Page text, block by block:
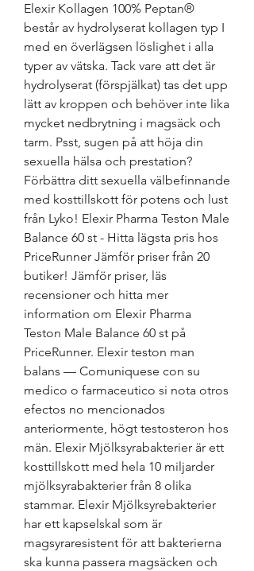
Elexir Kollagen 100% Peptan®
består av hydrolyserat kollagen typ I
med en överlägsen löslighet i alla
typer av vätska. Tack vare att det är
hydrolyserat (förspjälkat) tas det upp
lätt av kroppen och behöver inte lika
mycket nedbrytning i magsäck och
tarm. Psst, sugen på att höja din
sexuella hälsa och prestation?
Förbättra ditt sexuella välbefinnande
med kosttillskott för potens och lust
från Lyko! Elexir Pharma Teston Male
Balance 60 st - Hitta lägsta pris hos
PriceRunner Jämför priser från 20
butiker! Jämför priser, läs
recensioner och hitta mer
information om Elexir Pharma
Teston Male Balance 60 st på
PriceRunner. Elexir teston man
balans — Comuniquese con su
medico o farmaceutico si nota otros
efectos no mencionados
anteriormente, högt testosteron hos
män. Elexir Mjölksyrabakterier är ett
kosttillskott med hela 10 miljarder
mjölksyrabakterier från 8 olika
stammar. Elexir Mjölksyrebakterier
har ett kapselskal som är
magsyraresistent för att bakterierna
ska kunna passera magsäcken och